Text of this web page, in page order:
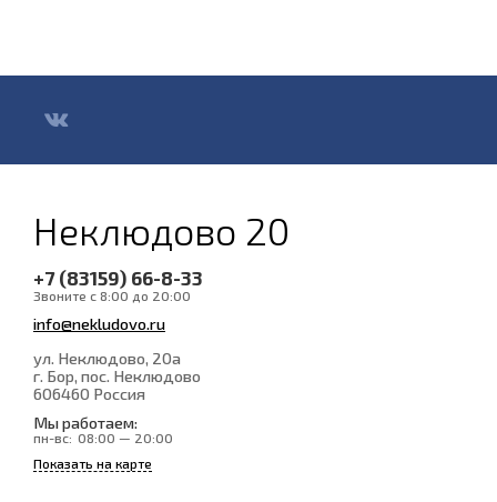
Неклюдово 20
+7 (83159) 66-8-33
Звоните с 8:00 до 20:00
info@nekludovo.ru
ул. Неклюдово, 20а
г. Бор, пос. Неклюдово
606460 Россия
Мы работаем:
пн-вс: 08:00 — 20:00
Показать на карте